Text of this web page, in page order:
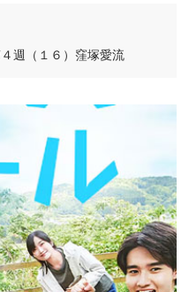
週（１６）窪塚愛流